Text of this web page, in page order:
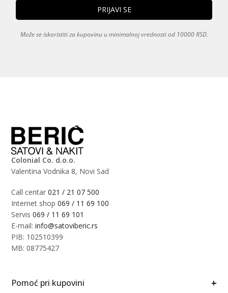
Može se iskoristiti za kupovinu u minimalnoj vrednosti od 10000 RSD.
Colonial Co. d.o.o.
Valentina Vodnika 8, Novi Sad
Call centar021 / 21 07 500
Internet shop069 / 11 69 100
Servis069 / 11 69 101
E-mail:info@satoviberic.rs
PIB: 102510399
MB: 08775427
Pomoć pri kupovini +